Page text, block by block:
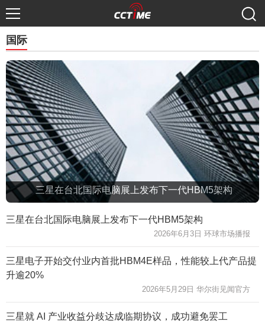
国际
三星在台北国际电脑展上发布下一代HBM5架构
三星在台北国际电脑展上发布下一代HBM5架构
2026年6月3日 环球市场播报
三星电子开始交付业内首批HBM4E样品，性能较上代产品提
升逾20%
2026年5月29日 华尔街见闻官方
三星就 AI 产业收益分歧达成临期协议，成功避免罢工